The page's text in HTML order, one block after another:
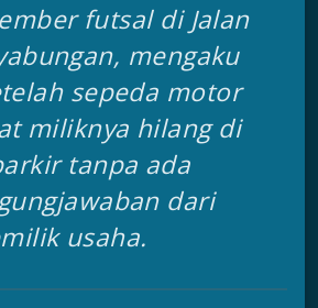
futsal di Jalan
mengaku
sepeda motor
miliknya hilang di
tanpa ada
dari
usaha.